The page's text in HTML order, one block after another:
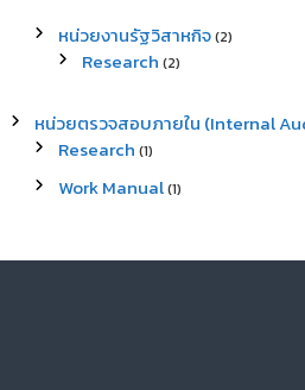
หน่วยงานรัฐวิสาหกิจ(2)
Research (2)
หน่วยตรวจสอบภายใน (Internal
Research (1)
Work Manual(1)